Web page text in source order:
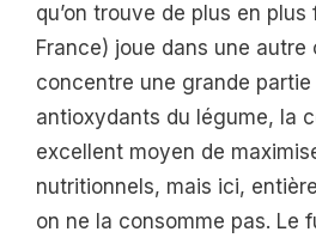
qu’on trouve de plus en
France) joue dans une autre
concentre une grande
antioxydants du légume, la
excellent moyen de
nutritionnels, mais ici,
on ne la consomme pas. Le